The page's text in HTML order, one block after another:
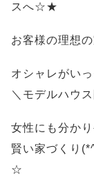
スへ☆★
お客様の理想
オシャレがい
＼モデルハウ
女性にも分か
賢い家づくり
☆